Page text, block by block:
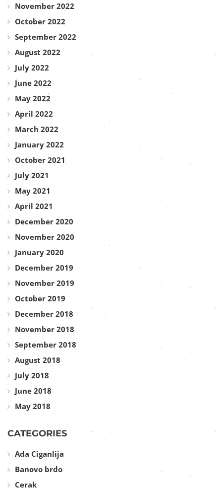
November 2022
October 2022
September 2022
August 2022
July 2022
June 2022
May 2022
April 2022
March 2022
January 2022
October 2021
July 2021
May 2021
April 2021
December 2020
November 2020
January 2020
December 2019
November 2019
October 2019
December 2018
November 2018
September 2018
August 2018
July 2018
June 2018
May 2018
CATEGORIES
Ada Ciganlija
Banovo brdo
Cerak